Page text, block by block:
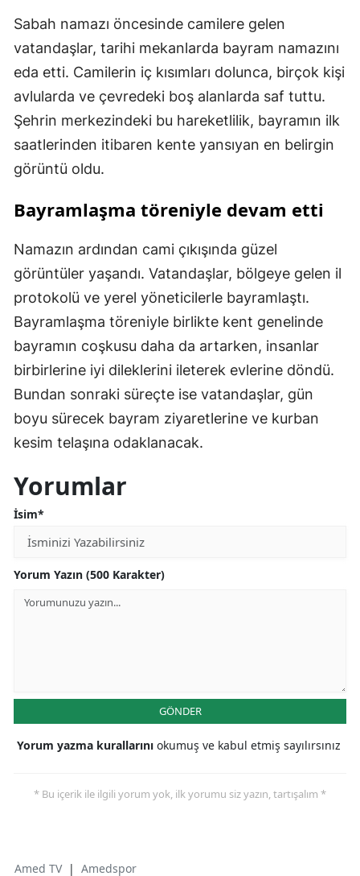
Sabah namazı öncesinde camilere gelen
vatandaşlar, tarihi mekanlarda bayram namazını
eda etti. Camilerin iç kısımları dolunca, birçok kişi
avlularda ve çevredeki boş alanlarda saf tuttu.
Şehrin merkezindeki bu hareketlilik, bayramın ilk
saatlerinden itibaren kente yansıyan en belirgin
görüntü oldu.
Bayramlaşma töreniyle devam etti
Namazın ardından cami çıkışında güzel
görüntüler yaşandı. Vatandaşlar, bölgeye gelen il
protokolü ve yerel yöneticilerle bayramlaştı.
Bayramlaşma töreniyle birlikte kent genelinde
bayramın coşkusu daha da artarken, insanlar
birbirlerine iyi dileklerini ileterek evlerine döndü.
Bundan sonraki süreçte ise vatandaşlar, gün
boyu sürecek bayram ziyaretlerine ve kurban
kesim telaşına odaklanacak.
Yorumlar
İsim*
Yorum Yazın (500 Karakter)
GÖNDER
Yorum yazma kurallarını okumuş ve kabul etmiş sayılırsınız
* Bu içerik ile ilgili yorum yok, ilk yorumu siz yazın, tartışalım *
Amed TV | Amedspor